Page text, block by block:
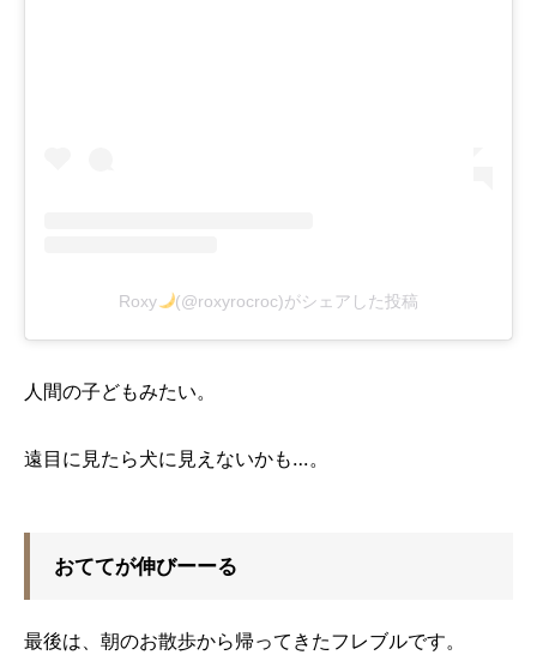
Roxy (@roxyrocroc)がシェアした投稿
人間の子どもみたい。
遠目に見たら犬に見えないかも…。
おててが伸びーーる
最後は、朝のお散歩から帰ってきたフレブルです。